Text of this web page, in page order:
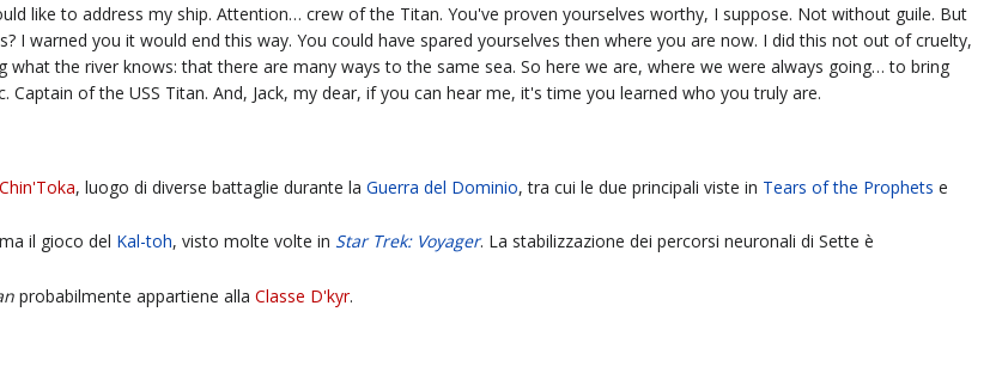
like to address my ship. Attention… crew of the Titan. You've proven yourselves worthy, I suppose. Not without guile. But
I warned you it would end this way. You could have spared yourselves then where you are now. I did this not out of cruelty,
the river knows: that there are many ways to the same sea. So here we are, where we were always going… to bring
Captain of the USS Titan. And, Jack, my dear, if you can hear me, it's time you learned who you truly are.
, luogo di diverse battaglie durante laGuerra del Dominio, tra cui le due principali viste in Tears of the Prophets e
il gioco del Kal-toh, visto molte volte in Star Trek: Voyager. La stabilizzazione dei percorsi neuronali di Sette è
probabilmente appartiene allaClasse D'kyr.